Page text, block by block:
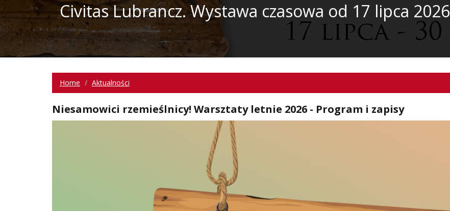
Civitas Lubrancz. Wystawa czasowa od 17 lipca 2026
Home Aktualności
Niesamowici rzemieślnicy! Warsztaty letnie 2026 - Program i zapisy